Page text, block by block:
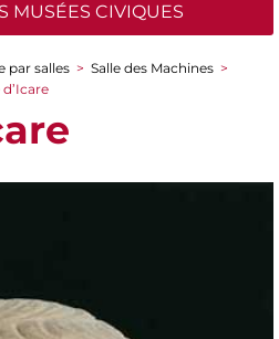
MUSÉES CIVIQUES
par salles > Salle des Machines >